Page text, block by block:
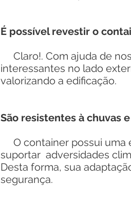
É possível revestir o
Claro!. Com ajuda de
interessantes no lado
valorizando a edificação.
São resistentes à chuvas
O container possui uma
suportar adversidades
Desta forma, sua
segurança.